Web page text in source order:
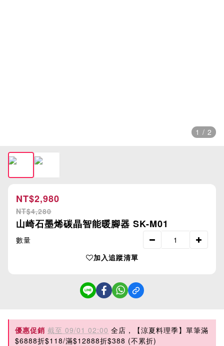
1 / 2
NT$2,980
NT$4,280
山崎石墨烯碳晶智能暖腳器 SK-M01
數量
加入追蹤清單
優惠促銷 截至 09/01 02:00 全店，【涼夏料理季】單筆滿
$6888折$118/滿$12888折$388 (不累折)